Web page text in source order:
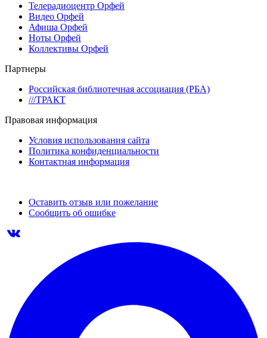
Телерадиоцентр Орфей
Видео Орфей
Афиша Орфей
Ноты Орфей
Коллективы Орфей
Партнеры
Российская библиотечная ассоциация (РБА)
///ТРАКТ
Правовая информация
Условия использования сайта
Политика конфиденциальности
Контактная информация
Оставить отзыв или пожелание
Сообщить об ошибке